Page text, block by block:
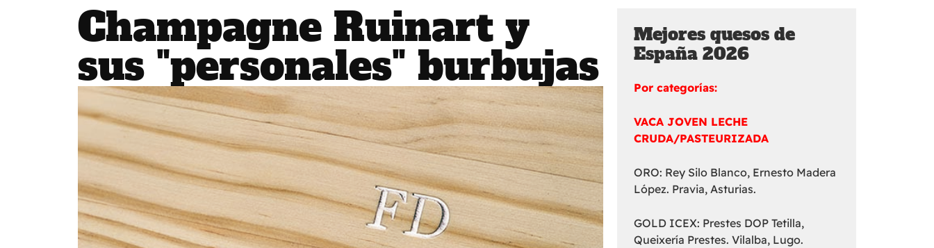
Champagne Ruinart y
sus "personales" burbujas
Mejores quesos de
España 2026
Por categorías:
VACA JOVEN LECHE
CRUDA/PASTEURIZADA
ORO: Rey Silo Blanco, Ernesto Madera
López. Pravia, Asturias.
GOLD ICEX: Prestes DOP Tetilla,
Queixería Prestes. Vilalba, Lugo.